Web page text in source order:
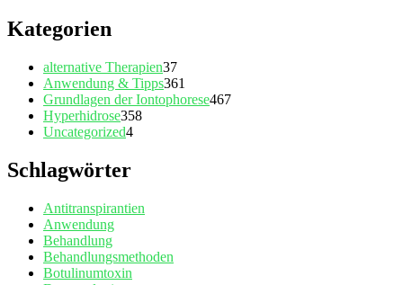
Kategorien
alternative Therapien37
Anwendung & Tipps361
Grundlagen der Iontophorese467
Hyperhidrose358
Uncategorized4
Schlagwörter
Antitranspirantien
Anwendung
Behandlung
Behandlungsmethoden
Botulinumtoxin